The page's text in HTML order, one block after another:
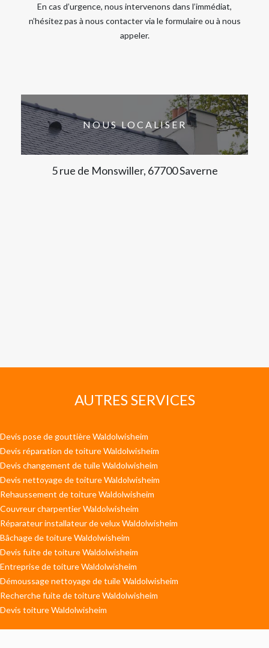
En cas d’urgence, nous intervenons dans l’immédiat,
n’hésitez pas à nous contacter via le formulaire ou à nous
appeler.
NOUS LOCALISER
5 rue de Monswiller, 67700 Saverne
AUTRES SERVICES
Devis pose de gouttière Waldolwisheim
Devis réparation de toiture Waldolwisheim
Devis changement de tuile Waldolwisheim
Devis nettoyage de toiture Waldolwisheim
Rehaussement de toiture Waldolwisheim
Couvreur charpentier Waldolwisheim
Réparateur installateur de velux Waldolwisheim
Bâchage de toiture Waldolwisheim
Devis fuite de toiture Waldolwisheim
Entreprise de toiture Waldolwisheim
Démoussage nettoyage de tuile Waldolwisheim
Recherche fuite de toiture Waldolwisheim
Devis toiture Waldolwisheim